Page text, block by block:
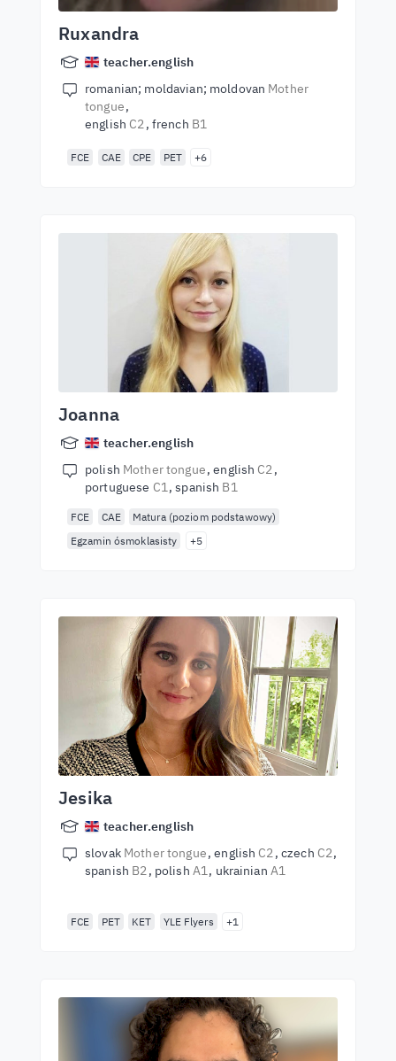
Ruxandra
teacher.english
romanian; moldavian; moldovan Mother
tongue
english C2 french B1
FCE CAE CPE PET +6
Joanna
teacher.english
polish Mother tongue english C2
portuguese C1 spanish B1
FCE CAE
Matura (poziom podstawowy)
Egzamin ósmoklasisty
+5
Jesika
teacher.english
slovak Mother tongue english C2 czech C2
spanish B2 polish A1 ukrainian A1
FCE PET KET YLE Flyers +1